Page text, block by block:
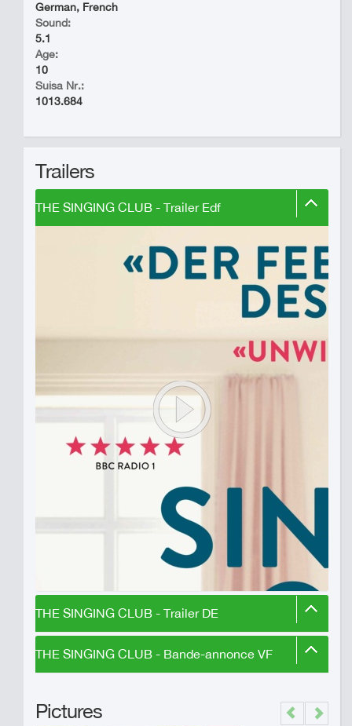
German, French
Sound:
5.1
Age:
10
Suisa Nr.:
1013.684
Trailers
THE SINGING CLUB - Trailer Edf
THE SINGING CLUB - Trailer DE
THE SINGING CLUB - Bande-annonce VF
Pictures Previous
Next